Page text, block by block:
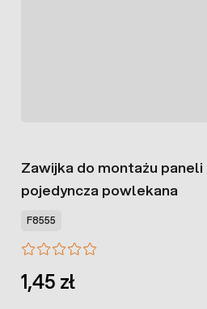
Zawijka do montażu paneli
pojedyncza powlekana
F8555
1,45 zł